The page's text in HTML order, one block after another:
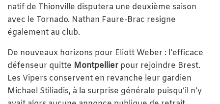
natif de Thionville disputera une deuxième saison
avec le Tornado. Nathan Faure-Brac resigne
également au club.
De nouveaux horizons pour Eliott Weber : l’efficace
défenseur quitte Montpellier pour rejoindre Brest.
Les Vipers conservent en revanche leur gardien
Michael Stiliadis, à la surprise générale puisqu’il n’y